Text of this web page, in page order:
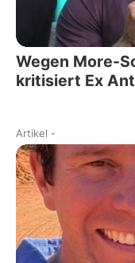
Wegen More-
kritisiert Ex
Artikel -